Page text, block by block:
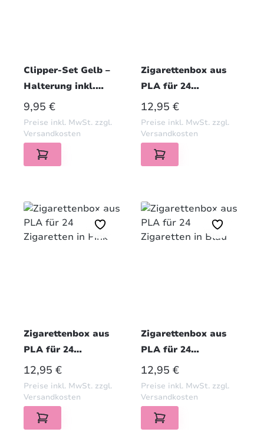
Clipper-Set Gelb –
Halterung inkl.
Original Feuerzeug
REGULÄRER PREIS:
9,95 €
Preise inkl. MwSt. zzgl.
Versandkosten
Zigarettenbox aus
PLA für 24
Zigaretten in Lila
REGULÄRER PREIS:
12,95 €
Preise inkl. MwSt. zzgl.
Versandkosten
Zigarettenbox aus
PLA für 24
Zigaretten in Pink
REGULÄRER PREIS:
12,95 €
Preise inkl. MwSt. zzgl.
Versandkosten
Zigarettenbox aus
PLA für 24
Zigaretten in Blau
REGULÄRER PREIS:
12,95 €
Preise inkl. MwSt. zzgl.
Versandkosten